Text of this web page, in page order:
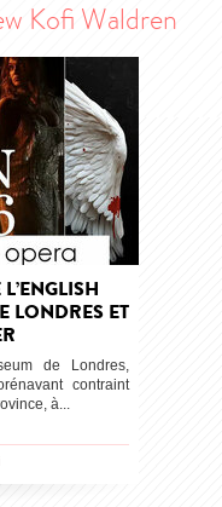
Kofi Waldren
LONDRES ET
de Londres,
contraint
à...